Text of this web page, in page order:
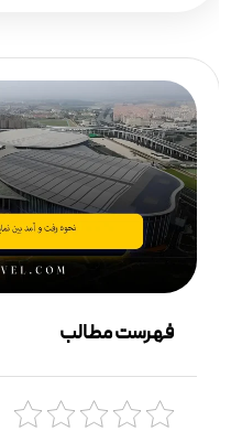
فهرست مطالب